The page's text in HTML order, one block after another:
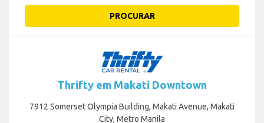
PROCURAR
Thrifty em Makati Downtown
7912 Somerset Olympia Building, Makati Avenue, Makati
City, Metro Manila